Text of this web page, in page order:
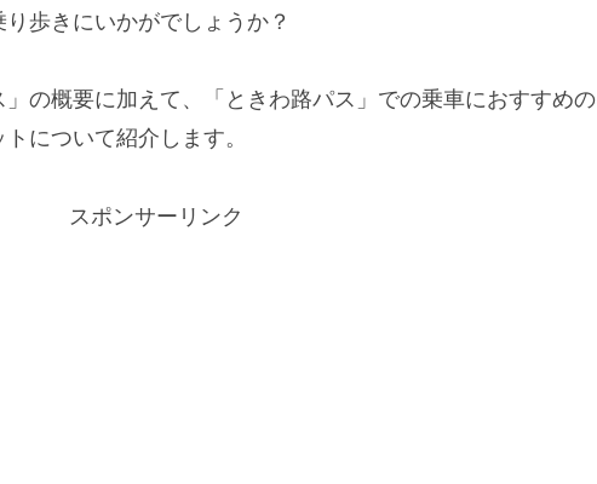
歩きにいかがでしょうか？
の概要に加えて、「ときわ路パス」での乗車におすすめの
について紹介します。
スポンサーリンク